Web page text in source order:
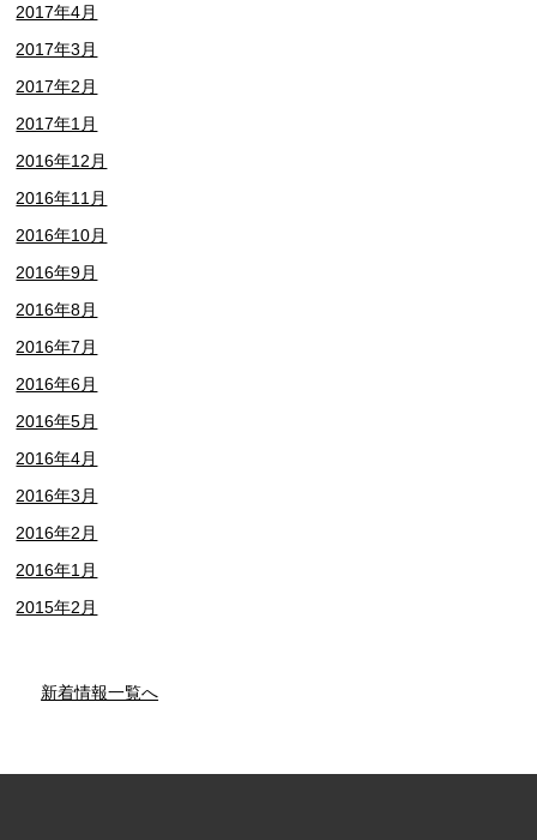
2017年4月
2017年3月
2017年2月
2017年1月
2016年12月
2016年11月
2016年10月
2016年9月
2016年8月
2016年7月
2016年6月
2016年5月
2016年4月
2016年3月
2016年2月
2016年1月
2015年2月
新着情報一覧へ